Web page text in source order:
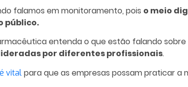
falamos em monitoramento, pois o meio
público.
entenda o que estão falando
por diferentes profissionais.
vitalpara que as empresas possam praticar a